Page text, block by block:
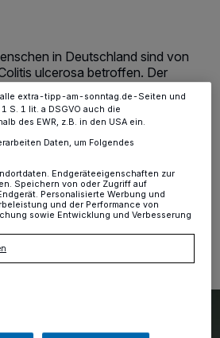
in Deutschland sind von
ulcerosa betroffen. Der
am 19. Mai beleuchtet die
und aktuelle Therapieoptionen.
am Mittwoch, 13. Mai, stellt
vor.
Eine Minute Lesezeit
mehr so relevant für Sie. Sie können
aufrufen, um Ihre Einstellungen zu
am unteren Rand der Webseite klicken.
unseres Website. Weitere
unserer Datenschutzerklärung.
alle extra-tipp-am-sonntag.de-Seiten und
S. 1 lit. a DSGVO auch die
des EWR, z.B. in den USA ein.
Daten, um Folgendes
Endgeräteeigenschaften zur
Speichern von oder Zugriff auf
Personalisierte Werbung und
und der Performance von
sowie Entwicklung und Verbesserung